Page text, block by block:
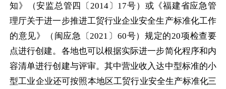
知》（安监总管四〔 2014〕 17号）或《福建省应急管
理厅关于进一步推进工贸行业企业安全生产标准化工作
的意见》（闽应急〔2021 〕 60号）规定的20项检查要
点进行创建。各地也可以根据实际进一步简化程序和内
容清单进行创建与评审。其中营业收入达中型标准的小
型工业企业还可按照本地区工贸行业安全生产标准化三